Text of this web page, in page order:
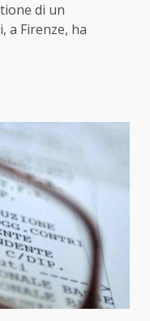
di un
a Firenze, ha